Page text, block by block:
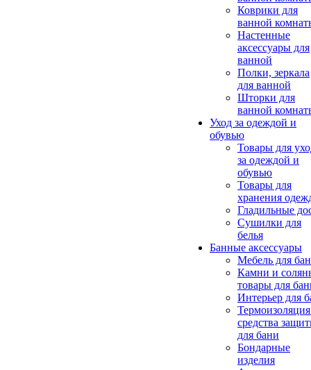
Коврики для
ванной
Настенные
аксессуары для
ванной
Полки, зеркала
для ванной
Шторки для
ванной
Уход за одеждой и
обувью
Товары для
за одеждой и
обувью
Товары для
хранения
Гладильные
Сушилки для
белья
Банные аксессуары
Мебель для
Камни и
товары для
Интерьер для
средства
для бани
Бондарные
изделия